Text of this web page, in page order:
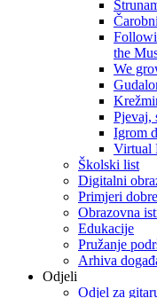
the
We
Pjevaj,
Igrom
Virtual
Školski list
Digitalni
Primjeri
Obrazovna
Edukacije
Pružanje
Arhiva
Odjeli
Odjel za